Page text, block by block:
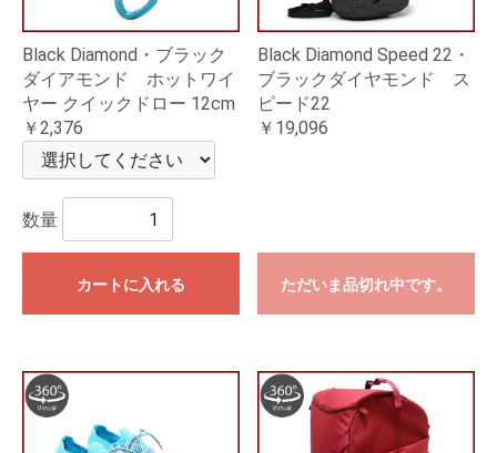
Black Diamond・ブラック
ダイアモンド ホットワイ
ヤー クイックドロー 12cm
￥2,376
数量
カートに入れる
Black Diamond Speed 22・
ブラックダイヤモンド ス
ピード22
￥19,096
ただいま品切れ中です。